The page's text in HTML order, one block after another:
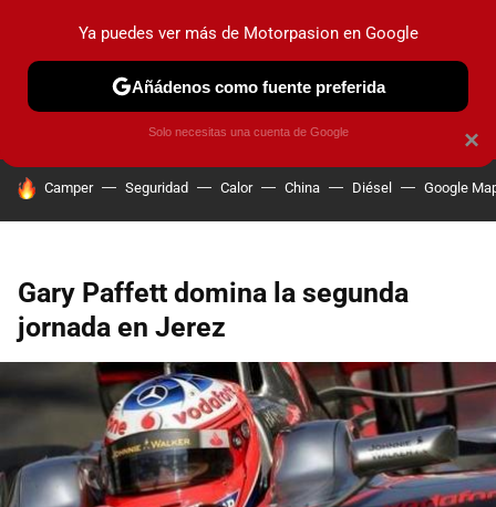
PRUEBAS COCHES ELÉCTRICOS OBSERVATORIO
HOY SE HABLA DE
Camper Seguridad Calor China Diésel Google
Gary Paffett domina la segunda
jornada en Jerez
×
Ya puedes ver más de Motorpasion en Google
Añádenos como fuente preferida
Solo necesitas una cuenta de Google